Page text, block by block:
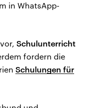
in WhatsApp-
Schulunterricht
fordern die
Schulungen für